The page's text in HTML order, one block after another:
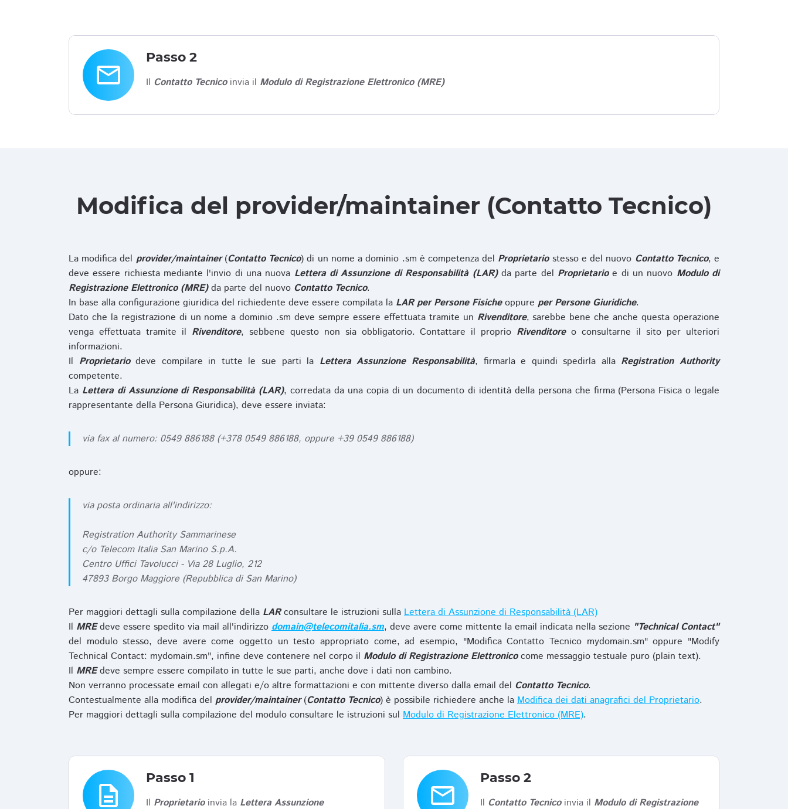
email
Passo 2
Il Contatto Tecnicoinvia il Modulo di Registrazione Elettronico (MRE)
Modifica del provider/maintainer (Contatto Tecnico)
La modifica del provider/maintainer(Contatto Tecnico) di un nome a dominio .sm è competenza del Proprietariostesso e del nuovo Contatto Tecnico, e
deve essere richiesta mediante l'invio di una nuova Lettera di Assunzione di Responsabilità (LAR)da parte del Proprietarioe di un nuovo Modulo di
Registrazione Elettronico (MRE)da parte del nuovo Contatto Tecnico.
In base alla configurazione giuridica del richiedente deve essere compilata la LAR per Persone Fisicheoppure per Persone Giuridiche.
Dato che la registrazione di un nome a dominio .sm deve sempre essere effettuata tramite un Rivenditore, sarebbe bene che anche questa operazione
venga effettuata tramite il Rivenditore, sebbene questo non sia obbligatorio. Contattare il proprio Rivenditoreo consultarne il sito per ulteriori
informazioni.
Il Proprietariodeve compilare in tutte le sue parti la Lettera Assunzione Responsabilità, firmarla e quindi spedirla alla Registration Authority
competente.
La Lettera di Assunzione di Responsabilità (LAR), corredata da una copia di un documento di identità della persona che firma (Persona Fisica o legale
rappresentante della Persona Giuridica), deve essere inviata:
via fax al numero: 0549 886188 (+378 0549 886188, oppure +39 0549 886188)
oppure:
via posta ordinaria all'indirizzo:
Registration Authority Sammarinese
c/o Telecom Italia San Marino S.p.A.
Centro Uffici Tavolucci - Via 28 Luglio, 212
47893 Borgo Maggiore (Repubblica di San Marino)
Per maggiori dettagli sulla compilazione della LARconsultare le istruzioni sulla Lettera di Assunzione di Responsabilità (LAR)
Il MREdeve essere spedito via mail all'indirizzo domain@telecomitalia.sm, deve avere come mittente la email indicata nella sezione "Technical Contact"
del modulo stesso, deve avere come oggetto un testo appropriato come, ad esempio, "Modifica Contatto Tecnico mydomain.sm" oppure "Modify
Technical Contact: mydomain.sm", infine deve contenere nel corpo il Modulo di Registrazione Elettronicocome messaggio testuale puro (plain text).
Il MREdeve sempre essere compilato in tutte le sue parti, anche dove i dati non cambino.
Non verranno processate email con allegati e/o altre formattazioni e con mittente diverso dalla email del Contatto Tecnico.
Contestualmente alla modifica del provider/maintainer(Contatto Tecnico) è possibile richiedere anche la Modifica dei dati anagrafici del Proprietario.
Per maggiori dettagli sulla compilazione del modulo consultare le istruzioni sul Modulo di Registrazione Elettronico (MRE).
description
Passo 1
Il Proprietarioinvia la Lettera Assunzione email
Passo 2
Il Contatto Tecnicoinvia il Modulo di Registrazione